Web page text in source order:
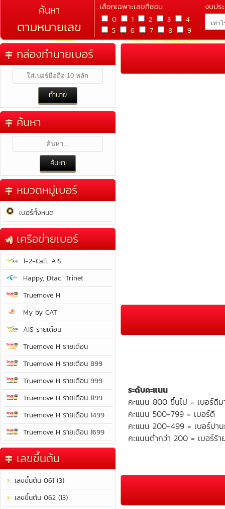
ค้นหา
ตามหมายเลข
เลือกเฉพาะเลขที่ชอบ
0 1 2 3
4
5
6 7 8 9
งบปร
กล่องทำนายเบอร์
ค้นหา
หมวดหมู่เบอร์
เบอร์ทั้งหมด
เครือข่ายเบอร์
1-2-Call, AIS
Happy, Dtac, Trinet
Truemove H
My by CAT
AIS รายเดือน
Truemove H รายเดือน
Truemove H รายเดือน 899
Truemove H รายเดือน 999
Truemove H รายเดือน 1199
Truemove H รายเดือน 1499
Truemove H รายเดือน 1699
เลขขึ้นต้น
เลขขึ้นต้น 061 (3)
เลขขึ้นต้น 062 (13)
ระดับคะแนน
คะแนน 800 ขึ้นไป = เบอร์ดี
คะแนน 500-799 = เบอร์ดี
คะแนน 200-499 = เบอร์ปา
คะแนนต่ำกว่า 200 = เบอร์ร้า